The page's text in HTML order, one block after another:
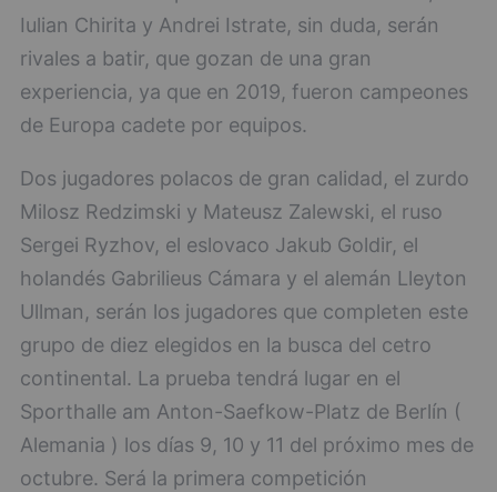
Iulian Chirita y Andrei Istrate, sin duda, serán
rivales a batir, que gozan de una gran
experiencia, ya que en 2019, fueron campeones
de Europa cadete por equipos.
Dos jugadores polacos de gran calidad, el zurdo
Milosz Redzimski y Mateusz Zalewski, el ruso
Sergei Ryzhov, el eslovaco Jakub Goldir, el
holandés Gabrilieus Cámara y el alemán Lleyton
Ullman, serán los jugadores que completen este
grupo de diez elegidos en la busca del cetro
continental. La prueba tendrá lugar en el
Sporthalle am Anton-Saefkow-Platz de Berlín (
Alemania ) los días 9, 10 y 11 del próximo mes de
octubre. Será la primera competición